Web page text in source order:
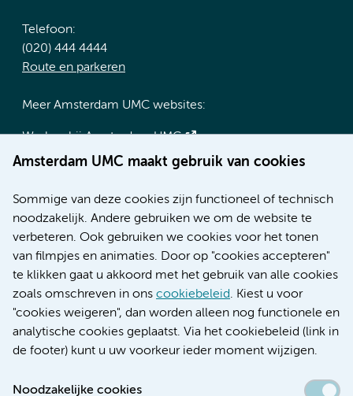
Amsterdam UMC maakt gebruik van cookies
Sommige van deze cookies zijn functioneel of technisch
noodzakelijk. Andere gebruiken we om de website te
verbeteren. Ook gebruiken we cookies voor het tonen
van filmpjes en animaties. Door op "cookies accepteren"
te klikken gaat u akkoord met het gebruik van alle cookies
zoals omschreven in ons cookiebeleid. Kiest u voor
"cookies weigeren", dan worden alleen nog functionele en
analytische cookies geplaatst. Via het cookiebeleid (link in
de footer) kunt u uw voorkeur ieder moment wijzigen.
Noodzakelijke cookies
Telefoon:
(020) 444 4444
Route en parkeren
Meer Amsterdam UMC websites:
Werken bij Amsterdam UMC
Over Amsterdam UMC
Research
Educatie locatie AMC
Educatie locatie VUmc
Verwijzen & diagnostiek